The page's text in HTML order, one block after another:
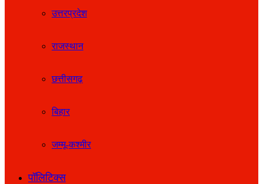
उत्तरप्रदेश
राजस्थान
छत्तीसगढ़
बिहार
जम्मू-कश्मीर
पॉलिटिक्स